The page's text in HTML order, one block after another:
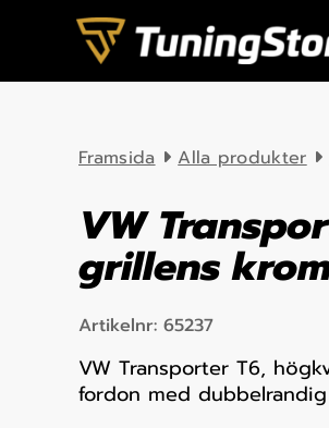
Skip to content
Framsida Alla produkter
VW
grillens
Artikelnr: 65237
VW Transporter T6,
fordon med